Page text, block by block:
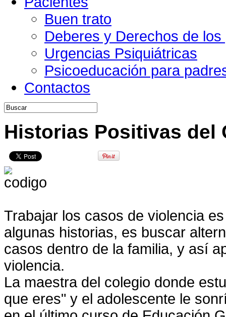
Buen trato
Deberes y Derechos de los
Urgencias Psiquiátricas
Psicoeducación para
Contactos
Historias Positivas del
Trabajar los casos de violencia
algunas historias, es buscar
casos dentro de la familia, y así
violencia.
La maestra del colegio donde
que eres" y el adolescente le